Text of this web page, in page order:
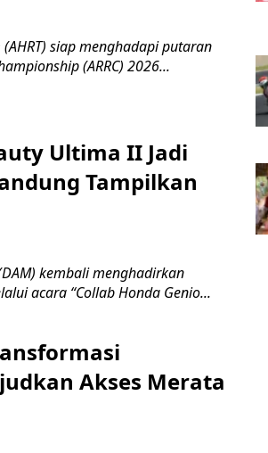
(AHRT) siap menghadapi putaran
(ARRC) 2026...
Ultima II Jadi
Tampilkan
kembali menghadirkan
acara “Collab Honda Genio...
Akses Merata